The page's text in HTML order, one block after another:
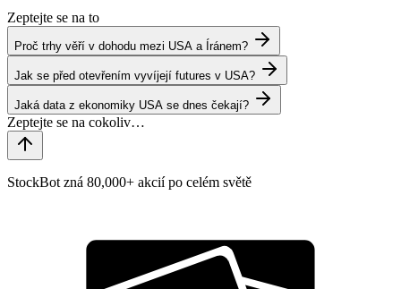
Zeptejte se na to
Proč trhy věří v dohodu mezi USA a Íránem?
Jak se před otevřením vyvíjejí futures v USA?
Jaká data z ekonomiky USA se dnes čekají?
StockBot zná 80,000+ akcií po celém světě